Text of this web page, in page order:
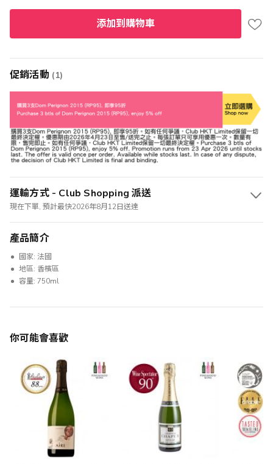
添加到購物車
促銷活動 (1)
運輸方式 - Club Shopping 派送
現在下單, 預計最快2026年8月12日送達
產品簡介
國家: 法國
地區: 香檳區
容量: 750ml
你可能會喜歡